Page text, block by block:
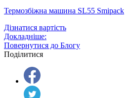
Термозбіжна машина SL55 Smipack
Дізнатися вартість
Докладніше:
Повернутися до Блогу
Поділитися